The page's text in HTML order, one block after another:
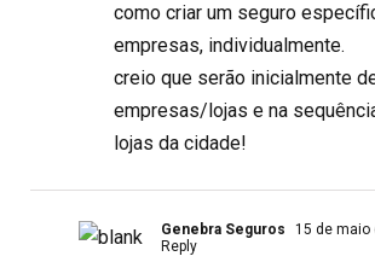
como criar um seguro
empresas, individualmente.
creio que serão inicialmente
empresas/lojas e na
lojas da cidade!
Genebra Seguros 15 de maio
Reply